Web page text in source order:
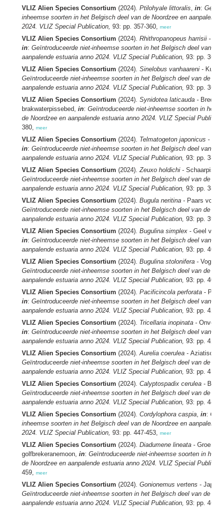
VLIZ Alien Species Consortium (2024). Ptilohyale littoralis, in:
inheemse soorten in het Belgisch deel van de Noordzee en
2024. VLIZ Special Publication, 93: pp. 357-360, meer
VLIZ Alien Species Consortium (2024). Rhithropanopeus harrisii -
in: Geïntroduceerde niet-inheemse soorten in het Belgisch deel van
aanpalende estuaria anno 2024. VLIZ Special Publication, 93: pp.
VLIZ Alien Species Consortium (2024). Sinelobus vanhaareni -
Geïntroduceerde niet-inheemse soorten in het Belgisch deel van de
aanpalende estuaria anno 2024. VLIZ Special Publication, 93: pp.
VLIZ Alien Species Consortium (2024). Synidotea laticauda - Brede
brakwaterpissebed, in: Geïntroduceerde niet-inheemse soorten in
de Noordzee en aanpalende estuaria anno 2024. VLIZ Special
380, meer
VLIZ Alien Species Consortium (2024). Telmatogeton japonicus -
in: Geïntroduceerde niet-inheemse soorten in het Belgisch deel van
aanpalende estuaria anno 2024. VLIZ Special Publication, 93: pp.
VLIZ Alien Species Consortium (2024).Zeuxo holdichi -
Geïntroduceerde niet-inheemse soorten in het Belgisch deel van de
aanpalende estuaria anno 2024. VLIZ Special Publication, 93: pp.
VLIZ Alien Species Consortium (2024). Bugula neritina - Paars
Geïntroduceerde niet-inheemse soorten in het Belgisch deel van de
aanpalende estuaria anno 2024. VLIZ Special Publication, 93: pp.
VLIZ Alien Species Consortium (2024). Bugulina simplex - Geel
in: Geïntroduceerde niet-inheemse soorten in het Belgisch deel van
aanpalende estuaria anno 2024. VLIZ Special Publication, 93: pp.
VLIZ Alien Species Consortium (2024). Bugulina stolonifera -
Geïntroduceerde niet-inheemse soorten in het Belgisch deel van de
aanpalende estuaria anno 2024. VLIZ Special Publication, 93: pp.
VLIZ Alien Species Consortium (2024). Pacificincola perforata -
in: Geïntroduceerde niet-inheemse soorten in het Belgisch deel van
aanpalende estuaria anno 2024. VLIZ Special Publication, 93: pp.
VLIZ Alien Species Consortium (2024). Tricellaria inopinata -
in: Geïntroduceerde niet-inheemse soorten in het Belgisch deel van
aanpalende estuaria anno 2024. VLIZ Special Publication, 93: pp.
VLIZ Alien Species Consortium (2024).Aurelia coerulea -
Geïntroduceerde niet-inheemse soorten in het Belgisch deel van de
aanpalende estuaria anno 2024. VLIZ Special Publication, 93: pp.
VLIZ Alien Species Consortium (2024). Calyptospadix cerulea -
Geïntroduceerde niet-inheemse soorten in het Belgisch deel van de
aanpalende estuaria anno 2024. VLIZ Special Publication, 93: pp.
VLIZ Alien Species Consortium (2024). Cordylophora caspia, in:
inheemse soorten in het Belgisch deel van de Noordzee en
2024. VLIZ Special Publication, 93: pp. 447-453, meer
VLIZ Alien Species Consortium (2024). Diadumene lineata - Groene
golfbrekeranemoon, in: Geïntroduceerde niet-inheemse soorten in
de Noordzee en aanpalende estuaria anno 2024. VLIZ Special
459, meer
VLIZ Alien Species Consortium (2024). Gonionemus vertens -
Geïntroduceerde niet-inheemse soorten in het Belgisch deel van de
aanpalende estuaria anno 2024. VLIZ Special Publication, 93: pp.